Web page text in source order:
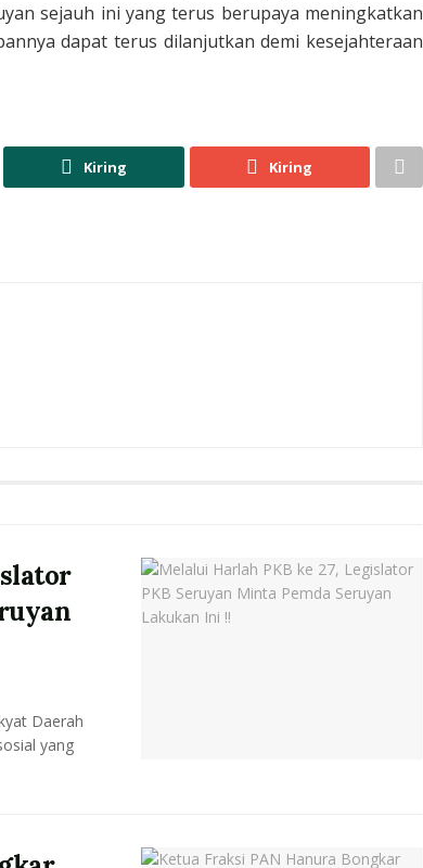
sejauh ini yang terus berupaya meningkatkan
dapat terus dilanjutkan demi kesejahteraan
Kiring Kiring
Daerah
yang